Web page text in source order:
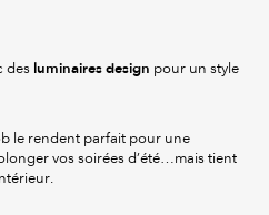
des luminaires design pour un style
le rendent parfait pour une
vos soirées d’été…mais tient